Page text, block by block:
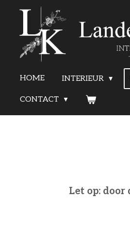
direct
naar
hoofdinhoud
HOME INTERIEUR
CONTACT
Let op: door